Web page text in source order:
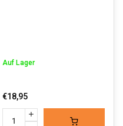
Auf Lager
€18,95